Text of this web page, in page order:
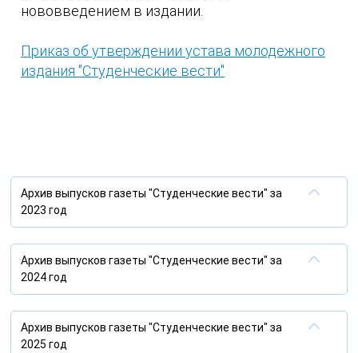
нововведением в издании.
Приказ об утверждении устава молодежного
издания "Студенческие вести"
Архив выпусков газеты "Студенческие вести" за
2023 год
Выпуск газеты Студенческие вести
№1 (167) за январь 2023 год
Выпуск газеты Студенческие вести
Выпуск газеты Студенческие вести
№3 (169) за март 2023 год
Архив выпусков газеты "Студенческие вести" за
2024 год
Выпуск газеты Студенческие вести
№1 (176) за январь 2024 год
Архив выпусков газеты "Студенческие вести" за
2025 год